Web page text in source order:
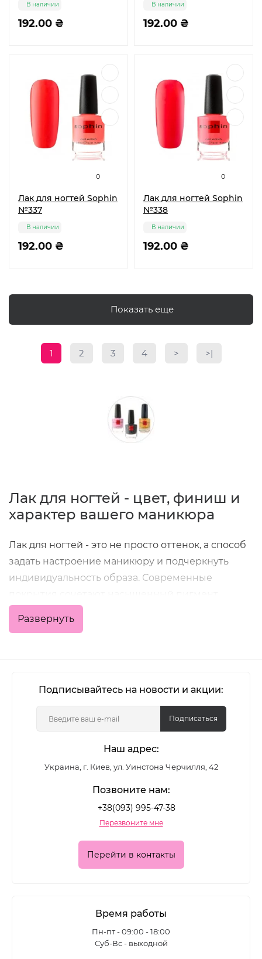
192.00 ₴
В наличии
192.00 ₴
В наличии
0
Лак для ногтей Sophin
№337
192.00 ₴
В наличии
0
Лак для ногтей Sophin
№338
192.00 ₴
В наличии
Показать еще
1 2 3 4 > >|
Лак для ногтей - цвет, финиш и
характер вашего маникюра
Лак для ногтей - это не просто оттенок, а способ
задать настроение маникюру и подчеркнуть
индивидуальность образа. Современные
удобное нанесение и хорошую стойкость, что
позволяет получить аккуратный результат как в
В категории представлены классические
покрытия с шиммером и глиттером - для
повседневного маникюра и выразительных
акцентных дизайнов.
Какие лаки для ногтей
представлены в каталоге
Ассортимент позволяет подобрать покрытие для
• глянцевые формулы с глубоким блеском
• матовые лаки для современного
минималистичного эффекта
Развернуть
Подписывайтесь на новости и акции:
Подписаться
Наш адрес:
Украина, г. Киев, ул. Уинстона Черчилля, 42
Позвоните нам:
+38(093) 995-47-38
Перезвоните мне
Перейти в контакты
Время работы
Пн-пт - 09:00 - 18:00
Суб-Вс - выходной